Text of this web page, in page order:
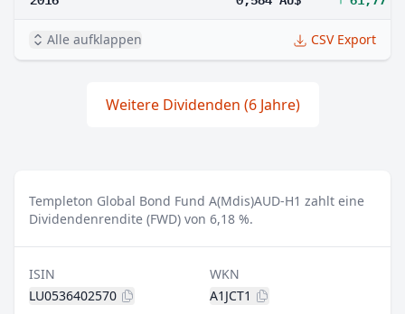
Alle aufklappen CSV Export
Weitere Dividenden (6 Jahre)
Templeton Global Bond Fund A(Mdis)AUD-H1 zahlt eine
Dividendenrendite (FWD) von 6,18 %.
ISIN
LU0536402570
WKN
A1JCT1